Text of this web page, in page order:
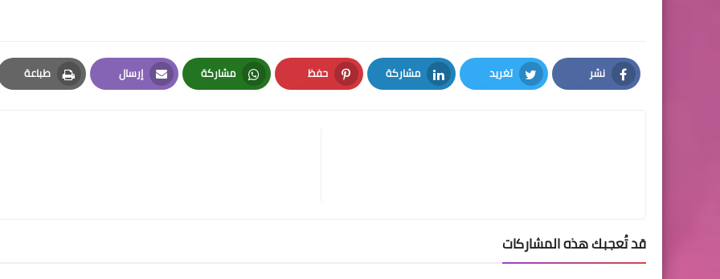
نشر
Facebook
تغريد
Twitter
مشاركة
LinkedIn
حفظ
Pinterest
مشاركة
Whatsapp
إرسال
Email
طباعة
Print
قد تُعجبك هذه المشاركات